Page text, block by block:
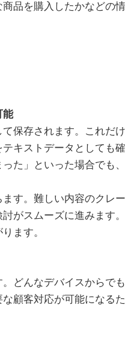
品を購入したかなどの
能
保存されます。これだ
キストデータとしても確
た」といった場合でも
す。難しい内容のクレ
がスムーズに進みます。
ます。
どんなデバイスからで
顧客対応が可能になる